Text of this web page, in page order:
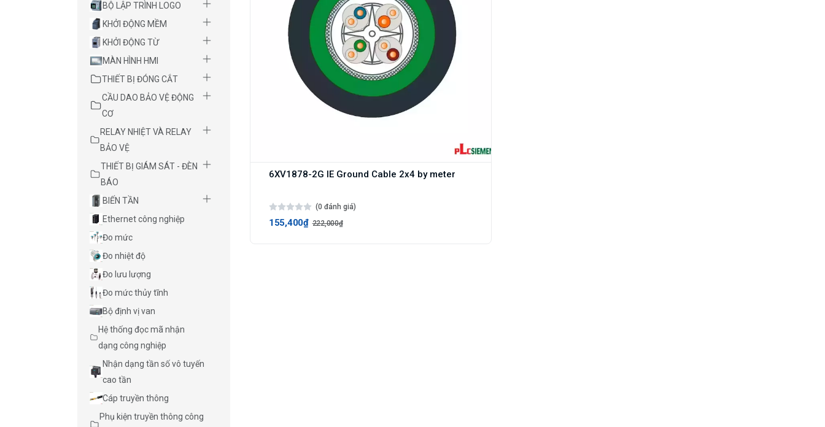
BỘ LẬP TRÌNH LOGO
KHỞI ĐỘNG MỀM
KHỞI ĐỘNG TỪ
MÀN HÌNH HMI
THIẾT BỊ ĐÓNG CẮT
CẦU DAO BẢO VỆ ĐỘNG
CƠ
RELAY NHIỆT VÀ RELAY
BẢO VỆ
THIẾT BỊ GIÁM SÁT - ĐÈN
BÁO
BIẾN TẦN
Ethernet công nghiệp
Đo mức
Đo nhiệt độ
Đo lưu lượng
Đo mức thủy tĩnh
Bộ định vị van
Hệ thống đọc mã nhận
dạng công nghiệp
Nhận dạng tần số vô tuyến
cao tần
Cáp truyền thông
Phụ kiện truyền thông công
6XV1878-2G IE Ground Cable 2x4 by meter
(0 đánh giá)
155,400₫ 222,000₫